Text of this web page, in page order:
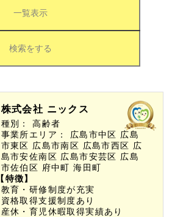
一覧表示
検索をする
株式会社 ニックス
種別：
高齢者
事業所エリア：
広島市中区 広島
市東区 広島市南区 広島市西区 広
島市安佐南区 広島市安芸区 広島
市佐伯区 府中町海田町
【特徴】
教育・研修制度が充実
資格取得支援制度あり
産休・育児休暇取得実績あり